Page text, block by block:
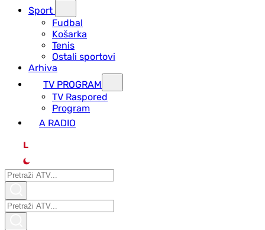
Sport
Fudbal
Košarka
Tenis
Ostali sportovi
Arhiva
TV PROGRAM
ТV Raspored
Program
A RADIO
L